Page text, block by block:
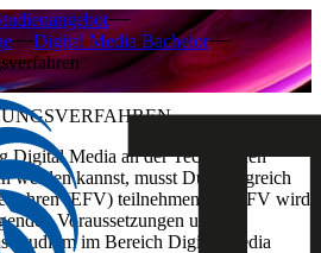
Digital Media Bachelor
Digital Media an der Technischen
werden kannst, musst Du erfolgreich
(EFV) teilnehmen. Im EFV wird
Voraussetzungen und die
Studium im Bereich Digital Media